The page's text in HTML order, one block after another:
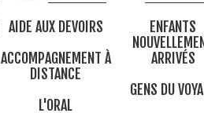
AIDE AUX DEVOIRS
ACCOMPAGNEMENT À
DISTANCE
L'ORAL
ENFANTS
ARRIVÉS
GENS DU